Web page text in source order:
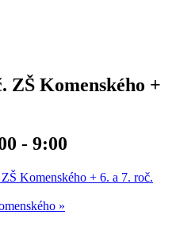
ZŠ Komenského +
- 9:00
Komenského + 6. a 7. roč.
»